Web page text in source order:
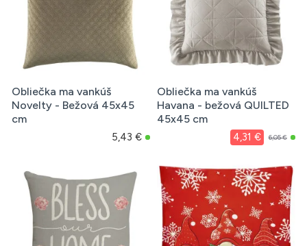
Obliečka ma vankúš
Novelty - Bežová 45x45
cm
5,43 €
Obliečka ma vankúš
Havana - bežová QUILTED
45x45 cm
4,31 € 6,05 €